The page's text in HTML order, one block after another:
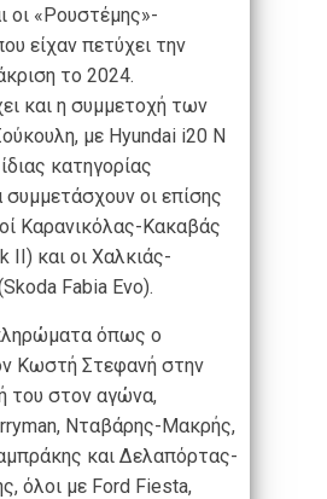
οι «Ρουστέμης»-
είχαν πετύχει την
το 2024.
και η συμμετοχή των
με Hyundai i20 N
κατηγορίας
συμμετάσχουν οι επίσης
Καρανικόλας-Κακαβάς
II) και οι Χαλκιάς-
Fabia Evo).
όπως ο
Κωστή Στεφανή στην
του στον αγώνα,
Νταβάρης-Μακρής,
και Δελαπόρτας-
όλοι με Ford Fiesta,